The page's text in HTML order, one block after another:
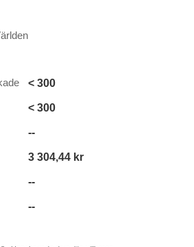
< 300
< 300
--
3 304,44 kr
--
--